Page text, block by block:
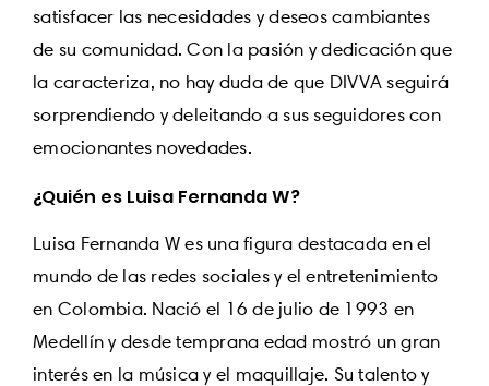
satisfacer las necesidades y deseos cambiantes
de su comunidad. Con la pasión y dedicación que
la caracteriza, no hay duda de que DIVVA seguirá
sorprendiendo y deleitando a sus seguidores con
emocionantes novedades.
¿Quién es Luisa Fernanda W?
Luisa Fernanda W es una figura destacada en el
mundo de las redes sociales y el entretenimiento
en Colombia. Nació el 16 de julio de 1993 en
Medellín y desde temprana edad mostró un gran
interés en la música y el maquillaje. Su talento y